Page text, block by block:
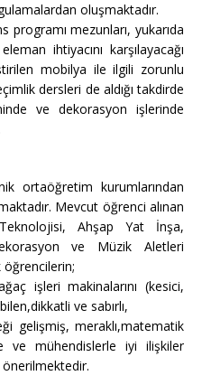
oluşmaktadır.
mezunları, yukarıda
ihtiyacını karşılayacağı
mobilya ile ilgili zorunlu
dersleri de aldığı takdirde
ve dekorasyon işlerinde
ortaöğretim kurumlarından
Mevcut öğrenci alınan
Ahşap Yat İnşa,
ve Müzik Aletleri
öğrencilerin;
işleri makinalarını (kesici,
ve sabırlı,
gelişmiş, meraklı,matematik
ve mühendislerle iyi ilişkiler